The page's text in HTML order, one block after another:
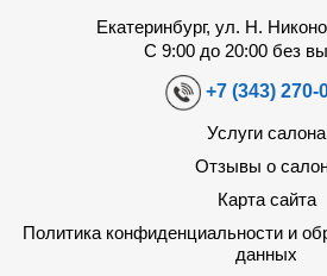
Екатеринбург, ул. Н.
С 9:00 до 20:00 без
+7 (343) 270-
Услуги салона
Отзывы о
Карта сайта
Политика конфиденциальности и
данных